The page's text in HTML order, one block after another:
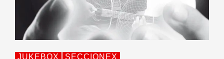
JUKEBOX SECCIONEX